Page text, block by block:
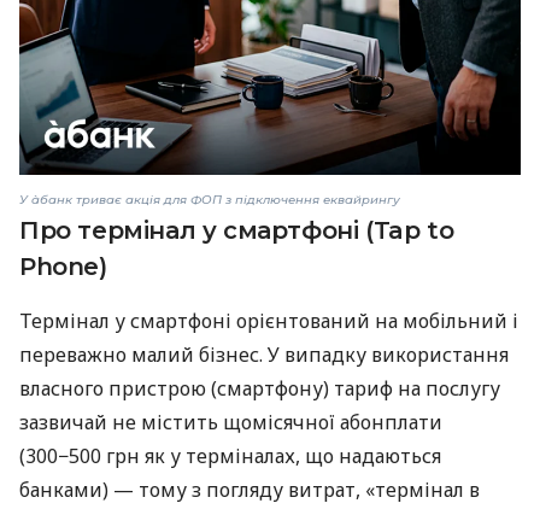
У àбанк триває акція для ФОП з підключення еквайрингу
Про термінал у смартфоні (Tap to
Phone)
Термінал у смартфоні орієнтований на мобільний і
переважно малий бізнес. У випадку використання
власного пристрою (смартфону) тариф на послугу
зазвичай не містить щомісячної абонплати
(300−500 грн як у терміналах, що надаються
банками) — тому з погляду витрат, «термінал в